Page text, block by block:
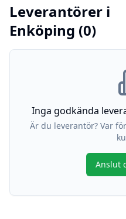
Leverantörer i
Enköping (0)
Inga godkända
Är du leverantör? Var
Anslut